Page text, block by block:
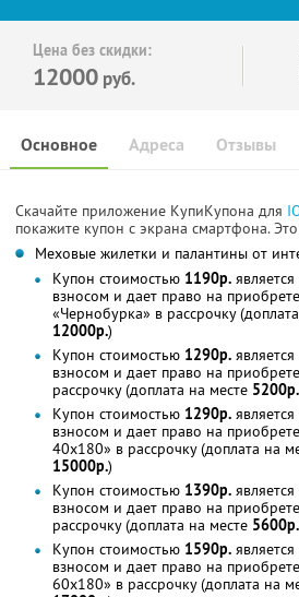
Цена без скидки:
12000 руб.
Основное Отзывы
Адреса
Скачайте приложение КупиКупона для
покажите купон с экрана смартфона.
Меховые жилетки и палантины от
Купон стоимостью 1190р.
взносом и дает право на
«Чернобурка» в рассрочку
12000р.)
Купон стоимостью 1290р.
взносом и дает право на
рассрочку (доплата на месте
Купон стоимостью 1290р.
взносом и дает право на
40х180» в рассрочку (доплата на
15000р.)
Купон стоимостью 1390р.
взносом и дает право на
рассрочку (доплата на месте
Купон стоимостью 1590р.
взносом и дает право на
60х180» в рассрочку (доплата на